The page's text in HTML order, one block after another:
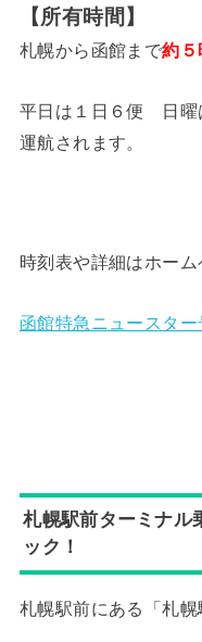
【所有時間】
札幌から函館まで約５
平日は１日６便 日曜
運航されます。
時刻表や詳細はホーム
函館特急ニュースタ
札幌駅前ターミナル
ック！
札幌駅前にある「札幌